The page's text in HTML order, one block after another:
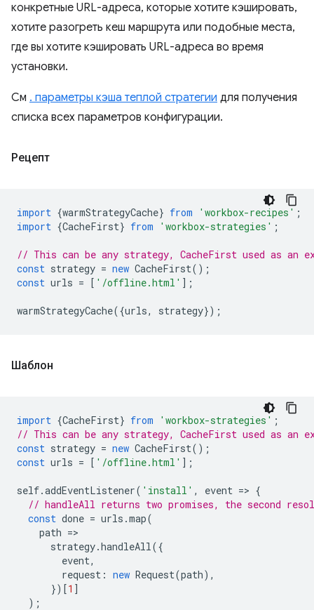
конкретные URL-адреса, которые хотите кэшировать,
хотите разогреть кеш маршрута или подобные места,
где вы хотите кэшировать URL-адреса во время
установки.
См . параметры кэша теплой стратегии для получения
списка всех параметров конфигурации.
Рецепт
import {warmStrategyCache} from 'workbox-recipes' ;
import {CacheFirst} from 'workbox-strategies' ;
// This can be any strategy, CacheFirst used as an
const strategy = new CacheFirst();
const urls = [ '/offline.html' ];
warmStrategyCache({urls, strategy});
Шаблон
import {CacheFirst} from 'workbox-strategies' ;
// This can be any strategy, CacheFirst used as an
const strategy = new CacheFirst();
const urls = [ '/offline.html' ];
self.addEventListener( 'install' , event => {
// handleAll returns two promises, the second
const done = urls .map(
path =
strategy.handleAll({
event,
request : new Request(path),
})[1 ]
);